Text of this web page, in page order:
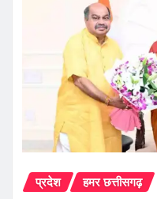
प्रदेश हमर छत्तीसगढ़